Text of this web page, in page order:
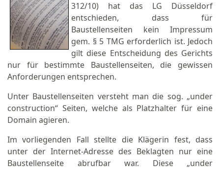
312/10) hat das LG Düsseldorf
entschieden, dass für
Baustellenseiten kein Impressum
gem. § 5 TMG erforderlich ist. Jedoch
gilt diese Entscheidung des Gerichts
nur für bestimmte Baustellenseiten, die gewissen
Anforderungen entsprechen.
Unter Baustellenseiten versteht man die sog. „under
construction“ Seiten, welche als Platzhalter für eine
Domain agieren.
Im vorliegenden Fall stellte die Klägerin fest, dass
unter der Internet-Adresse des Beklagten nur eine
Baustellenseite abrufbar war. Diese „under